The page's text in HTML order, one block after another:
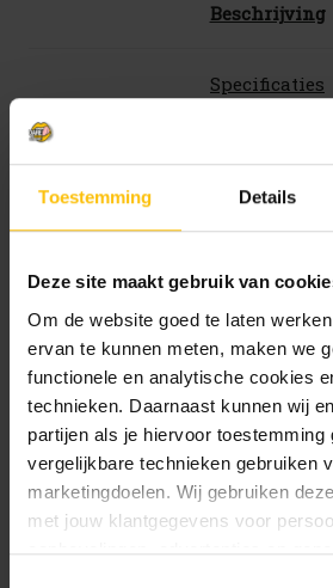
Toestemming Details
Deze site maakt gebruik van
Om de website goed te laten
ervan te kunnen meten, maken we
functionele en analytische cookies
technieken. Daarnaast kunnen wij
partijen als je hiervoor toestemming
vergelijkbare technieken gebruiken
marketingdoelen. Wij gebruiken
met jouw klantgegevens voor
aanbevelingen, advertenties en
Beschrijving
Specificaties
CORNET Best Dad
glas is perfect om je waardering
krachtige CORNET Oaked of een
speciaalbier, dit glas maakt
Gerelateerde